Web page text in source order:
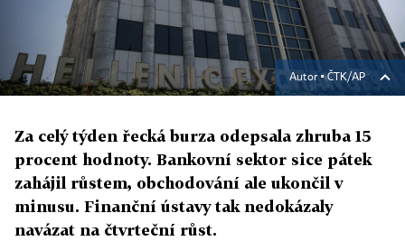
Autor ▪ČTK/AP
Za celý týden řecká burza odepsala zhruba 15
procent hodnoty. Bankovní sektor sice pátek
zahájil růstem, obchodování ale ukončil v
minusu. Finanční ústavy tak nedokázaly
navázat na čtvrteční růst.